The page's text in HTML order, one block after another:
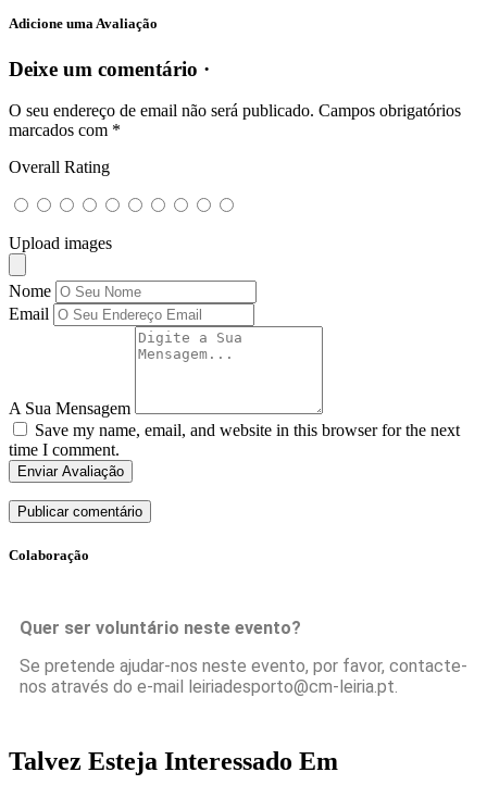
Adicione uma Avaliação
Deixe um comentário ·
O seu endereço de email não será publicado. Campos obrigatórios
marcados com *
Overall Rating
Upload images
Nome
Email
A Sua Mensagem
Save my name, email, and website in this browser for the next
time I comment.
Enviar Avaliação
Colaboração
Quer ser voluntário neste evento?
Se pretende ajudar-nos neste evento, por favor, contacte-
nos através do e-mail leiriadesporto@cm-leiria.pt.
Talvez Esteja Interessado Em